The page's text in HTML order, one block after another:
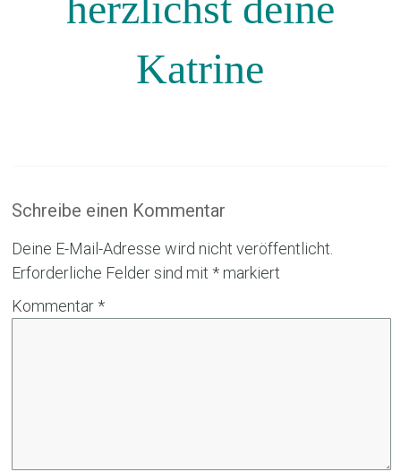
Katrine
Schreibe einen Kommentar
Deine E-Mail-Adresse wird nicht veröffentlicht.
Erforderliche Felder sind mit * markiert
Kommentar *